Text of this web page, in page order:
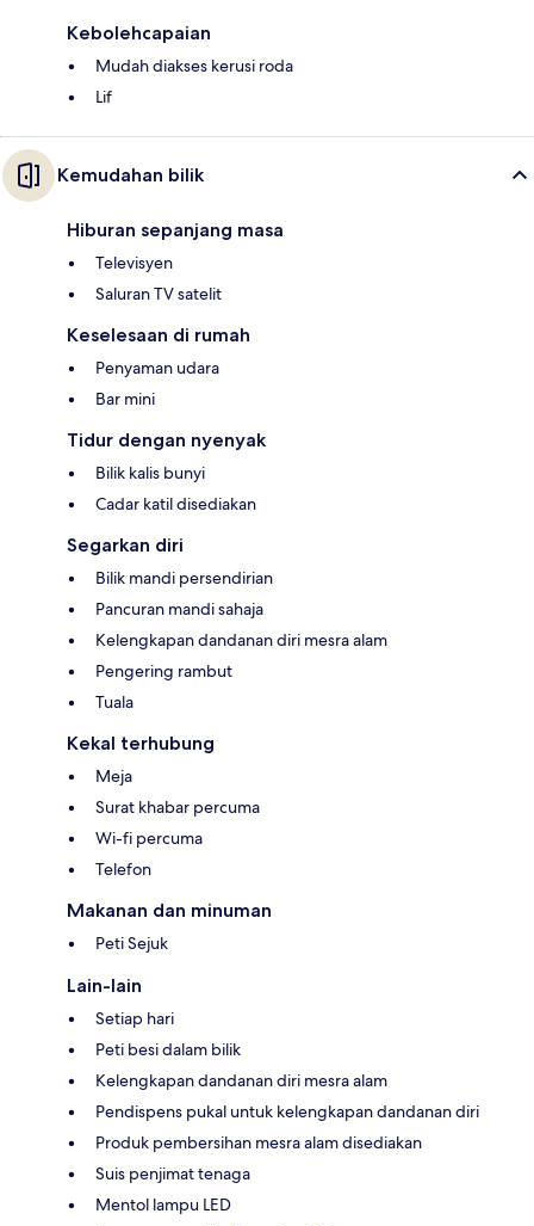
Kebolehcapaian
Mudah diakses kerusi roda
Lif
Kemudahan bilik
Hiburan sepanjang masa
Televisyen
Saluran TV satelit
Keselesaan di rumah
Penyaman udara
Bar mini
Tidur dengan nyenyak
Bilik kalis bunyi
Cadar katil disediakan
Segarkan diri
Bilik mandi persendirian
Pancuran mandi sahaja
Kelengkapan dandanan diri mesra alam
Pengering rambut
Tuala
Kekal terhubung
Meja
Surat khabar percuma
Wi-fi percuma
Telefon
Makanan dan minuman
Peti Sejuk
Lain-lain
Setiap hari
Peti besi dalam bilik
Kelengkapan dandanan diri mesra alam
Pendispens pukal untuk kelengkapan dandanan diri
Produk pembersihan mesra alam disediakan
Suis penjimat tenaga
Mentol lampu LED